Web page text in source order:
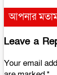
আপনার
Leave a
Your email